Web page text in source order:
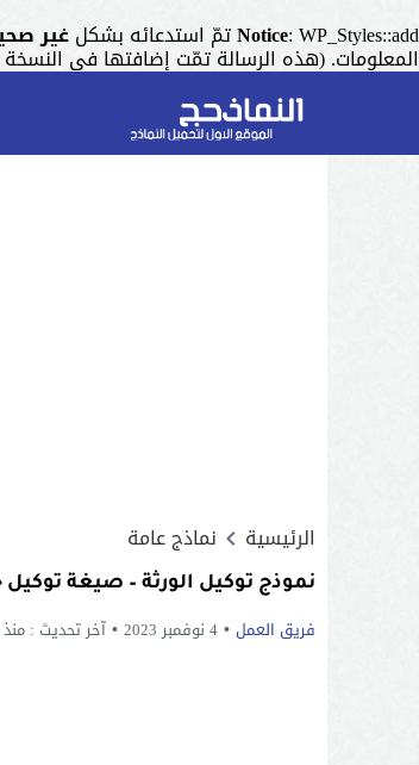
Notice: WP_Styles::add تمّ استدعائه بشكل غير
المعلومات. (هذه الرسالة تمّت إضافتها في النسخة 6.9.1.) in
الرئيسية نماذج عامة
نموذج توكيل الورثة – صيغة
فريق العمل 4 نوفمبر 2023 آخر تحديث : منذ 3 سنوات